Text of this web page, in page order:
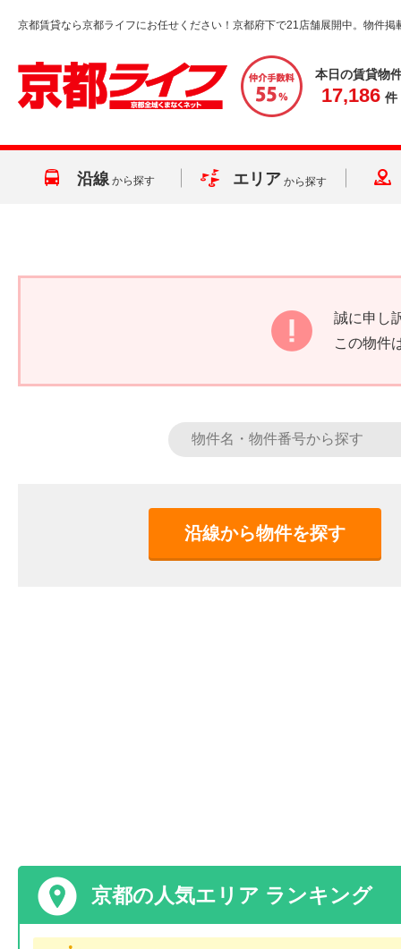
京都賃貸なら京都ライフにお任せください！京都府下で21店舗展開中。物件掲
本日の賃貸物
17,186 件
沿線 から探す エリア から探す
誠に申し
この物件
沿線から物件を探す
京都の人気エリア ランキング